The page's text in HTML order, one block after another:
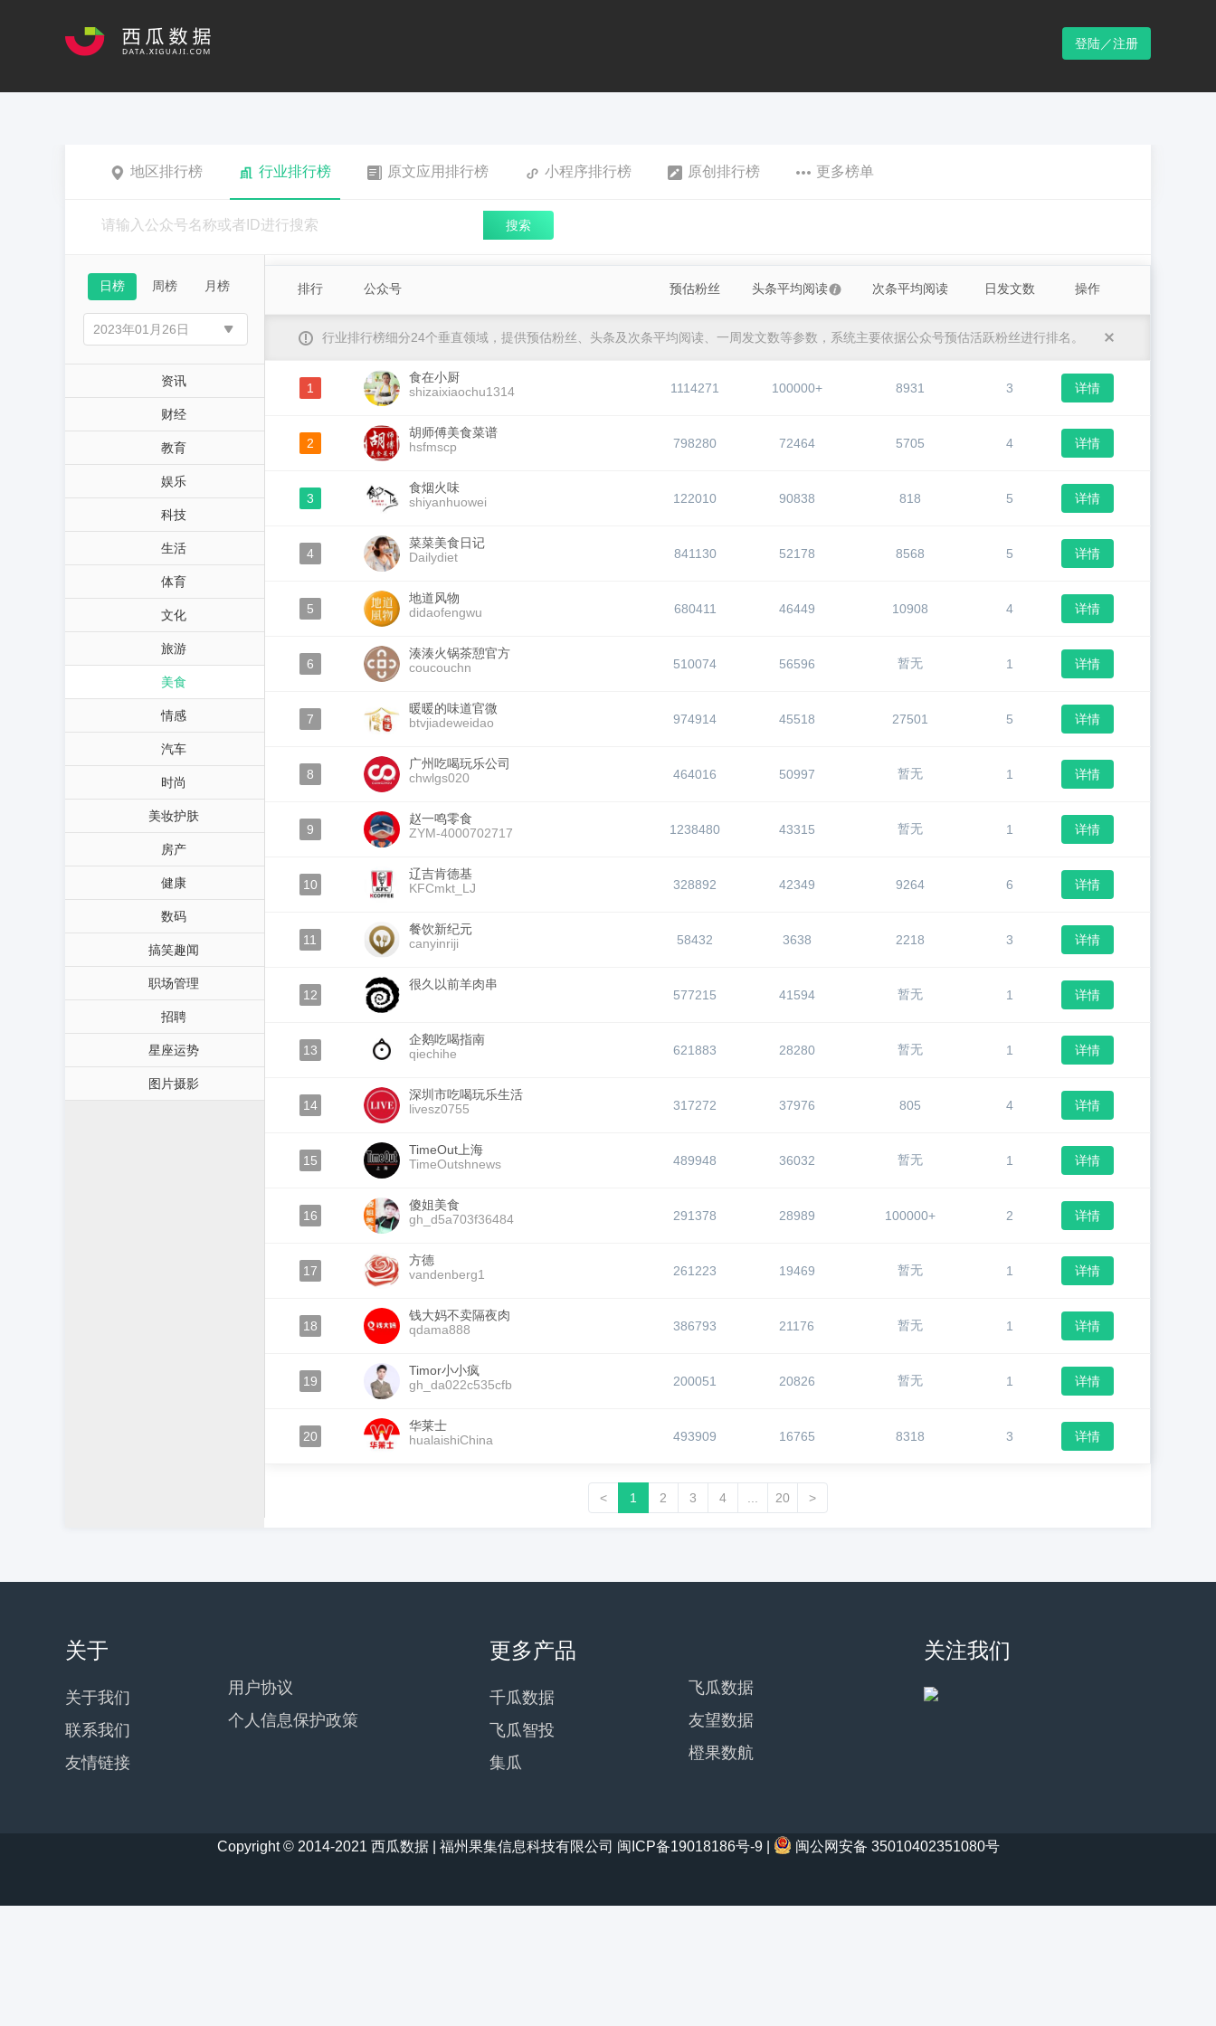
登陆／注册
地区排行榜 行业排行榜 原文应用排行榜 小程序排行榜 原创排行榜 更多榜单
搜索
日榜 周榜 月榜
资讯
财经
教育
娱乐
科技
生活
体育
文化
旅游
美食
情感
汽车
时尚
美妆护肤
房产
健康
数码
搞笑趣闻
职场管理
招聘
星座运势
图片摄影
排行 公众号 预估粉丝 头条平均阅读 次条平均阅读 日发文数 操作
行业排行榜细分24个垂直领域，提供预估粉丝、头条及次条平均阅读、一周发文数等参数，系统主要依据公众号预估活跃粉丝进行排名。
1
食在小厨
shizaixiaochu1314
1114271 100000+ 8931 3 详情
2
胡师傅美食菜谱
hsfmscp
798280 72464 5705 4 详情
3
食烟火味
shiyanhuowei
122010 90838 818 5 详情
4
菜菜美食日记
Dailydiet
841130 52178 8568 5 详情
5
地道风物
didaofengwu
680411 46449 10908 4 详情
6
湊湊火锅茶憩官方
coucouchn
510074 56596 暂无 1 详情
7
暖暖的味道官微
btvjiadeweidao
974914 45518 27501 5 详情
8
广州吃喝玩乐公司
chwlgs020
464016 50997 暂无 1 详情
9
赵一鸣零食
ZYM-4000702717
1238480 43315 暂无 1 详情
10
辽吉肯德基
KFCmkt_LJ
328892 42349 9264 6 详情
11
餐饮新纪元
canyinriji
58432 3638 2218 3 详情
12
很久以前羊肉串
577215 41594 暂无 1 详情
13
企鹅吃喝指南
qiechihe
621883 28280 暂无 1 详情
14
深圳市吃喝玩乐生活
livesz0755
317272 37976 805 4 详情
15
TimeOut上海
TimeOutshnews
489948 36032 暂无 1 详情
16
傻姐美食
gh_d5a703f36484
291378 28989 100000+ 2 详情
17
方德
vandenberg1
261223 19469 暂无 1 详情
18
钱大妈不卖隔夜肉
qdama888
386793 21176 暂无 1 详情
19
Timor小小疯
gh_da022c535cfb
200051 20826 暂无 1 详情
20
华莱士
hualaishiChina
493909 16765 8318 3 详情
< 1 2 3 4 20 >
关于
关于我们
联系我们
友情链接
用户协议
个人信息保护政策
更多产品
千瓜数据
飞瓜智投
集瓜
飞瓜数据
友望数据
橙果数航
关注我们
Copyright © 2014-2021 西瓜数据 | 福州果集信息科技有限公司 闽ICP备19018186号-9 闽公网安备 35010402351080号